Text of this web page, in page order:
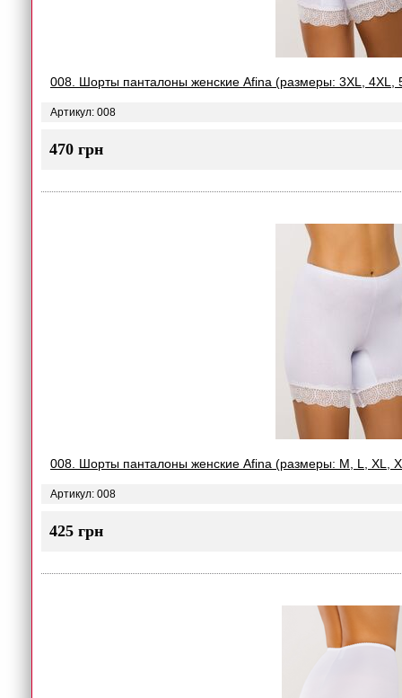
008. Шорты панталоны женские Afina (размеры: 3XL, 4XL,
Артикул: 008
470 грн
008. Шорты панталоны женские Afina (размеры: M, L, XL,
Артикул: 008
425 грн